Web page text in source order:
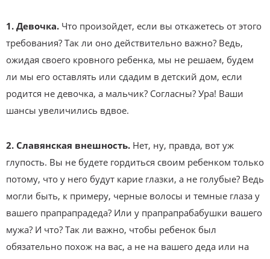
1. Девочка. Что произойдет, если вы откажетесь от этого
требования? Так ли оно действительно важно? Ведь,
ожидая своего кровного ребенка, мы не решаем, будем
ли мы его оставлять или сдадим в детский дом, если
родится не девочка, а мальчик? Согласны? Ура! Ваши
шансы увеличились вдвое.
2. Славянская внешность. Нет, ну, правда, вот уж
глупость. Вы не будете гордиться своим ребенком только
потому, что у него будут карие глазки, а не голубые? Ведь
могли быть, к примеру, черные волосы и темные глаза у
вашего прапрапрадеда? Или у прапрапрабабушки вашего
мужа? И что? Так ли важно, чтобы ребенок был
обязательно похож на вас, а не на вашего деда или на